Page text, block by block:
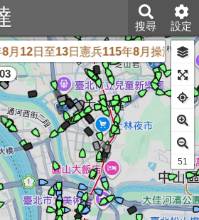
搜尋 設定
12日至13日憲兵115年8月操演任務
53